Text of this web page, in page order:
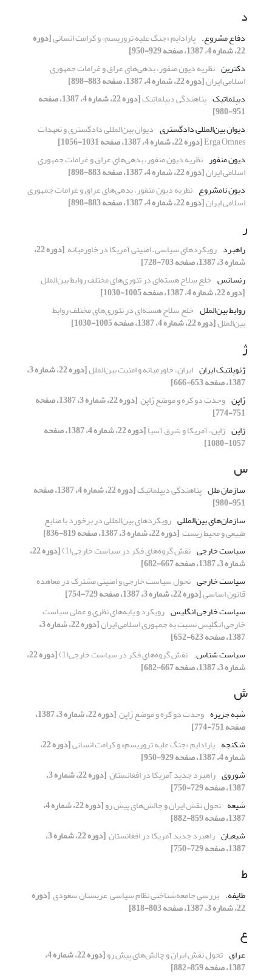
د
دفاع مشروع.‏ پارادایم «جنگ علیه تروریسم» و کرامت انسانی[دوره
22، شماره 4، 1387، صفحه 929-950]
دکترین نظریه دیون منفور، بدهی‌‌های عراق و غرامات ‏جمهوری
اسلامی ایران[دوره 22، شماره 4، 1387، صفحه 883-898]
دیپلماتیک پناهندگی دیپلماتیک [دوره 22، شماره 4، 1387، صفحه
951-980]
دیوان بین‌المللی دادگستری دیوان بین‌المللی دادگستری و تعهدات ‏
[دوره 22، شماره 4، 1387، صفحه 1031-1056]
دیون منفور نظریه دیون منفور، بدهی‌‌های عراق و غرامات ‏جمهوری
اسلامی ایران[دوره 22، شماره 4، 1387، صفحه 883-898]
دیون نامشروع نظریه دیون منفور، بدهی‌‌های عراق و غرامات ‏جمهوری
اسلامی ایران[دوره 22، شماره 4، 1387، صفحه 883-898]
ر
راهبرد رویکردهای سیاسی – امنیتی آمریکا در خاورمیانه ‏ [دوره 22،
شماره 3، 1387، صفحه 703-728]
رنسانس خلع سلاح هسته‌ای در تئوری‌های مختلف روابط ‏بین‌الملل
[دوره 22، شماره 4، 1387، صفحه 1005-1030]
روابط بین‌الملل خلع سلاح هسته‌ای در تئوری‌های مختلف روابط
‏بین‌الملل[دوره 22، شماره 4، 1387، صفحه 1005-1030]
ژ
ژئوپلتیک ایران ایران، خاورمیانه و امنیت بین‌الملل [دوره 22، شماره 3،
1387، صفحه 653-666]
ژاپن وحدت دو کره و موضع ژاپن ‏ [دوره 22، شماره 3، 1387، صفحه
751-774]
ژاپن ژاپن، آمریکا و شرق آسیا [دوره 22، شماره 4، 1387، صفحه
1057-1080]
س
سازمان ملل پناهندگی دیپلماتیک [دوره 22، شماره 4، 1387، صفحه
951-980]
سازمان‌های بین‌المللی رویکردهای بین‌المللی در برخورد با منابع
طبیعی و ‏محیط زیست ‏[دوره 22، شماره 3، 1387، صفحه 819-836]
سیاست ‏خارجی نقش گروه‌های فکر در سیاست خارجی(1)‏ [دوره 22،
شماره 3، 1387، صفحه 667-682]
سیاست خارجی
تحول سیاست خارجی و امنیتی مشترک‎ ‎در معاهده
‏قانون اساسی[دوره 22، شماره 3، 1387، صفحه 729-754]
سیاست خارجی انگلیس رویکرد و پایه‌های نظری و عملی سیاست
خارجی ‏انگلیس نسبت به جمهوری اسلامی ایران [دوره 22، شماره 3،
1387، صفحه 623-652]
سیاست شناس.‏ نقش گروه‌های فکر در سیاست خارجی(1)‏ [دوره 22،
شماره 3، 1387، صفحه 667-682]
ش
شبه جزیره وحدت دو کره و موضع ژاپن ‏ [دوره 22، شماره 3، 1387،
صفحه 751-774]
شکنجه پارادایم «جنگ علیه تروریسم» و کرامت انسانی [دوره 22،
شماره 4، 1387، صفحه 929-950]
شوروی راهبرد جدید آمریکا در افغانستان ‏ [دوره 22، شماره 3،
1387، صفحه 729-750]
شیعه تحول نقش ایران و چالش‌های پیش رو [دوره 22، شماره 4،
1387، صفحه 859-882]
شیعیان راهبرد جدید آمریکا در افغانستان ‏ [دوره 22، شماره 3،
1387، صفحه 729-750]
ط
طایفه.‏ بررسی جامعه‌شناختی نظام سیاسی ‏ عربستان سعودی ‏[دوره
22، شماره 3، 1387، صفحه 803-818]
ع
عراق تحول نقش ایران و چالش‌های پیش رو [دوره 22، شماره 4،
1387، صفحه 859-882]